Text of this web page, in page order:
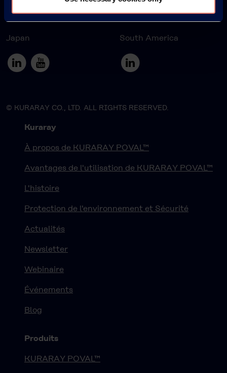
Japan South America
© KURARAY CO., LTD. ALL RIGHTS RESERVED.
Kuraray
À propos de KURARAY POVAL™
Avantages de l'utilisation de KURARAY POVAL™
L'histoire
Protection de l'environnement et Sécurité
Actualités
Newsletter
Webinaire
Événements
Blog
Produits
KURARAY POVAL™